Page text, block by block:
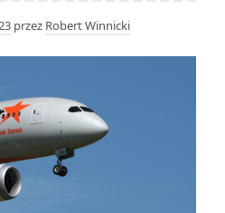
przez Robert Winnicki